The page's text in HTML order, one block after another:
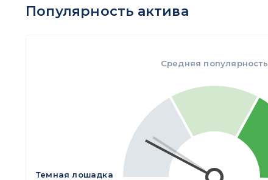
Популярность актива
Темная лошадка
Средняя популярность